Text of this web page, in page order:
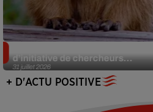
31 juillet 2026
d’initiative de chercheurs...
+ D'ACTU POSITIVE